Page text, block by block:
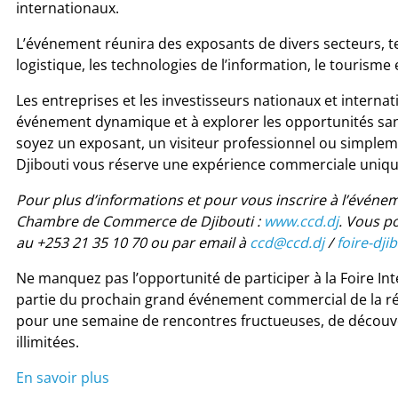
internationaux.
L’événement réunira des exposants de divers secteurs,
logistique, les technologies de l’information, le tourisme
Les entreprises et les investisseurs nationaux et
événement dynamique et à explorer les opportunités
soyez un exposant, un visiteur professionnel ou
Djibouti vous réserve une expérience commerciale
Pour plus d’informations et pour vous inscrire à
Chambre de Commerce de Djibouti : www.ccd.dj. Vous
au +253 21 35 10 70 ou par email àccd@ccd.dj/foire-
Ne manquez pas l’opportunité de participer à la Foire
partie du prochain grand événement commercial de la
pour une semaine de rencontres fructueuses, de
illimitées.
En savoir plus